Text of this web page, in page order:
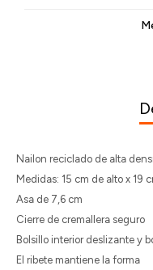
Nailon reciclado de alta
Medidas: 15 cm de alto x 19
Asa de 7,6 cm
Cierre de cremallera seguro
Bolsillo interior deslizante y
El ribete mantiene la forma